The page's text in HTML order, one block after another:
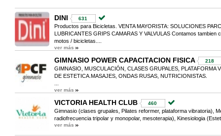
DINI 631
Productos para Bicicletas. VENTA MAYORISTA: SOLUCIONES
LUBRICANTES GRIPS CAMARAS Y VALVULAS Contamos
motos / bicicletas....
ver más
GIMNASIO POWER CAPACITACION FISICA 218
GIMNASIO, MUSCULACIÓN, CLASES GRUPALES, PLATAFORMA
DE ESTETICA.MASAJES, ONDAS RUSAS, NUTRICIONISTAS.
ver más
VICTORIA HEALTH CLUB 460
Gimnasio (clases grupales, Pilates reformer, plataforma vibratoria),
radiofrecuencia tripolar y monopolar, mesoterapia), Kinesiologia
ver más